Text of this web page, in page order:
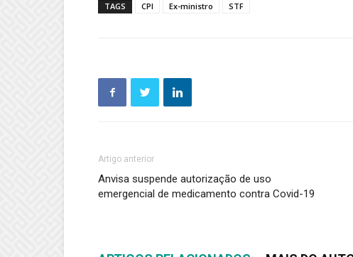
TAGS CPI Ex-ministro STF
Artigo anterior
Anvisa suspende autorização de uso
emergencial de medicamento contra Covid-19